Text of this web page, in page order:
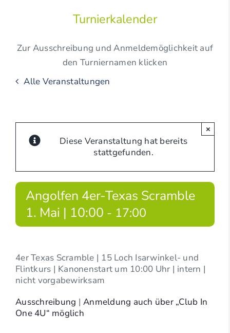
Turnierkalender
Zur Ausschreibung und Anmeldemöglichkeit auf
den Turniernamen klicken
Alle Veranstaltungen
Diese Veranstaltung hat bereits
stattgefunden.
×
Angolfen 4er-Texas Scramble
1. Mai | 10:00 - 17:00
4er Texas Scramble | 15 Loch Isarwinkel- und
Flintkurs | Kanonenstart um 10:00 Uhr | intern |
nicht vorgabewirksam
Ausschreibung |Anmeldung auch über „Club In
One 4U“ möglich